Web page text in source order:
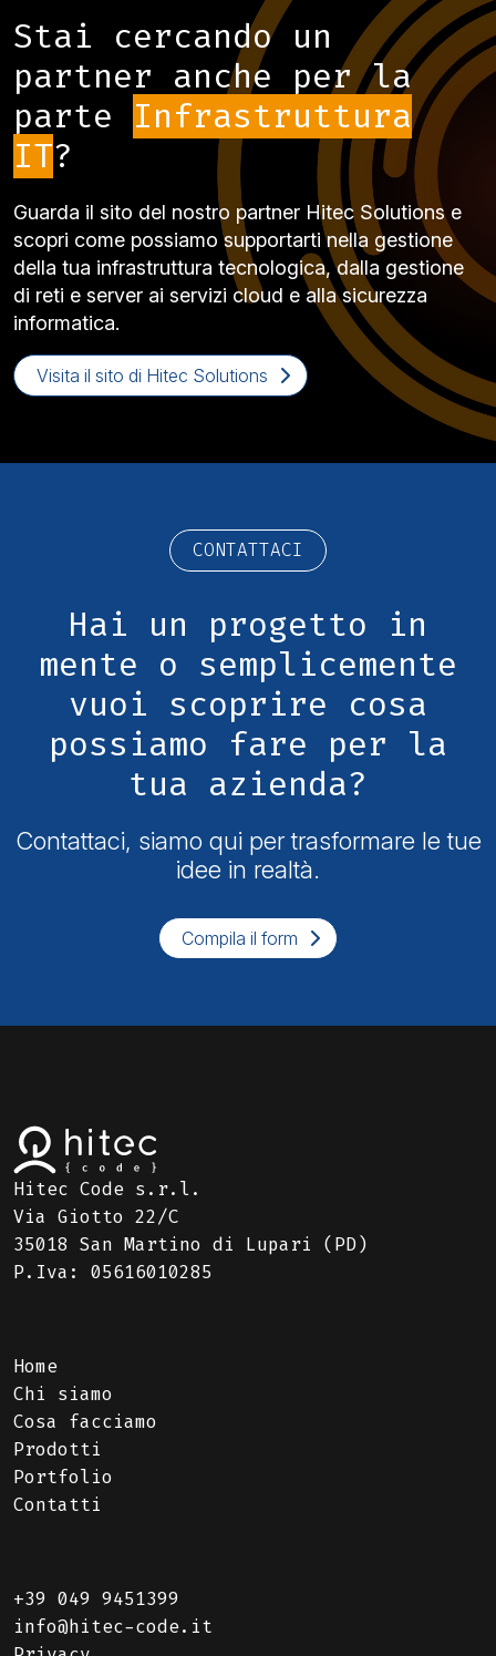
Stai cercando un
partner anche per la
parte Infrastruttura
IT?
Guarda il sito del nostro partner Hitec Solutions e
scopri come possiamo supportarti nella gestione
della tua infrastruttura tecnologica, dalla gestione
di reti e server ai servizi cloud e alla sicurezza
informatica.
Visita il sito di Hitec Solutions
CONTATTACI
Hai un progetto in
mente o semplicemente
vuoi scoprire cosa
possiamo fare per la
tua azienda?
Contattaci, siamo qui per trasformare le tue
idee in realtà.
Compila il form
Hitec Code s.r.l.
Via Giotto 22/C
35018 San Martino di Lupari (PD)
P.Iva: 05616010285
Home
Chi siamo
Cosa facciamo
Prodotti
Portfolio
Contatti
+39 049 9451399
info@hitec-code.it